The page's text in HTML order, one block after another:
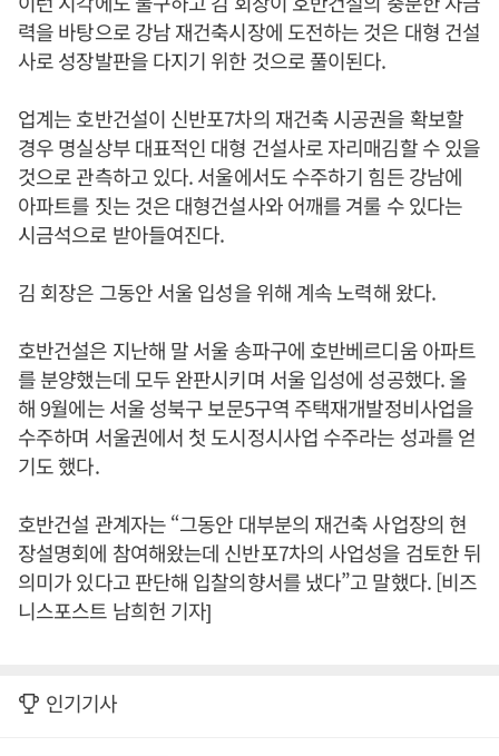
력을 바탕으로 강남 재건축시장에 도전하는 것은 대형 건설
사로 성장발판을 다지기 위한 것으로 풀이된다.
업계는 호반건설이 신반포7차의 재건축 시공권을 확보할
경우 명실상부 대표적인 대형 건설사로 자리매김할 수 있을
것으로 관측하고 있다. 서울에서도 수주하기 힘든 강남에
아파트를 짓는 것은 대형건설사와 어깨를 겨룰 수 있다는
시금석으로 받아들여진다.
김 회장은 그동안 서울 입성을 위해 계속 노력해 왔다.
호반건설은 지난해 말 서울 송파구에 호반베르디움 아파트
를 분양했는데 모두 완판시키며 서울 입성에 성공했다. 올
해 9월에는 서울 성북구 보문5구역 주택재개발정비사업을
수주하며 서울권에서 첫 도시정시사업 수주라는 성과를 얻
기도 했다.
호반건설 관계자는 “그동안 대부분의 재건축 사업장의 현
장설명회에 참여해왔는데 신반포7차의 사업성을 검토한 뒤
의미가 있다고 판단해 입찰의향서를 냈다”고 말했다. [비즈
니스포스트 남희헌 기자]
인기기사